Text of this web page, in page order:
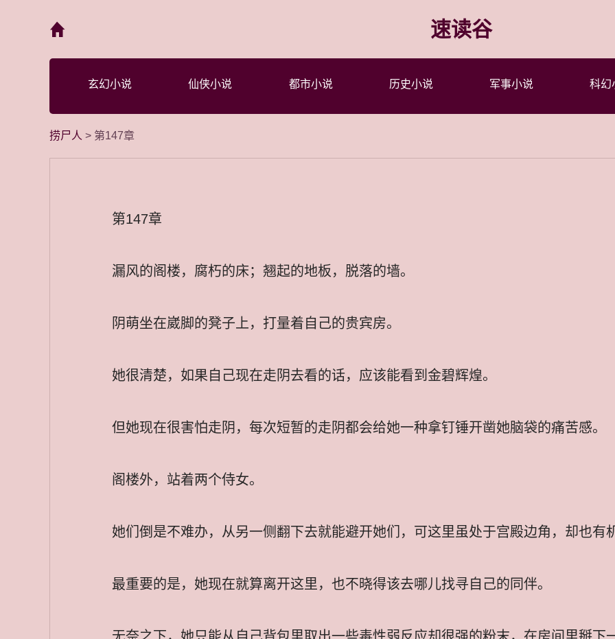
速读谷
玄幻小说 仙侠小说 都市小说 历史小说 军事小说 科幻
捞尸人 > 第147章
第147章
漏风的阁楼，腐朽的床；翘起的地板，脱落的墙。
阴萌坐在崴脚的凳子上，打量着自己的贵宾房。
她很清楚，如果自己现在走阴去看的话，应该能看到金碧辉煌。
但她现在很害怕走阴，每次短暂的走阴都会给她一种拿钉锤开凿她脑袋的痛苦感。
阁楼外，站着两个侍女。
她们倒是不难办，从另一侧翻下去就能避开她们，可这里虽处于宫殿边角，却也有
最重要的是，她现在就算离开这里，也不晓得该去哪儿找寻自己的同伴。
无奈之下，她只能从自己背包里取出一些毒性弱反应却很强的粉末，在房间里掰下